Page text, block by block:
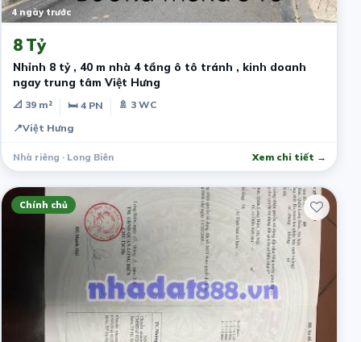
4 ngày trước
8 Tỷ
Nhỉnh 8 tỷ , 40 m nhà 4 tầng ô tô tránh , kinh doanh
ngay trung tâm Việt Hưng
📐 39 m² 🛏 4 PN
🚿 3 WC
📍Việt Hưng
Nhà riêng · Long Biên Xem chi tiết →
Chính chủ